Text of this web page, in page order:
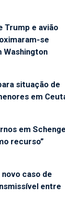
Trump e avião
se
Washington
situação de
em
em
recurso”
caso de
entre